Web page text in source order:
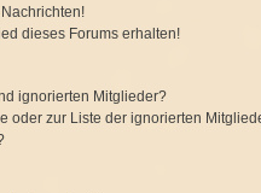
dieses Forums erhalten!
ignorierten Mitglieder?
oder zur Liste der ignorierten